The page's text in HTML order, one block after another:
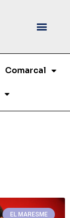
Comarcal
EL MARESME